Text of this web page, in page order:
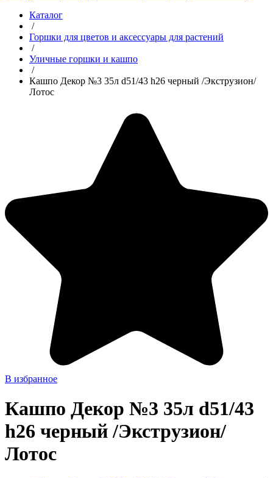
Каталог
/
Горшки для цветов и аксессуары для растений
/
Уличные горшки и кашпо
/
Кашпо Декор №3 35л d51/43 h26 черный /Экструзион/
Лотос
В избранное
Кашпо Декор №3 35л d51/43
h26 черный /Экструзион/
Лотос